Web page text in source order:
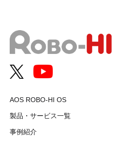
AOS ROBO-HI OS
製品・サービス一覧
事例紹介